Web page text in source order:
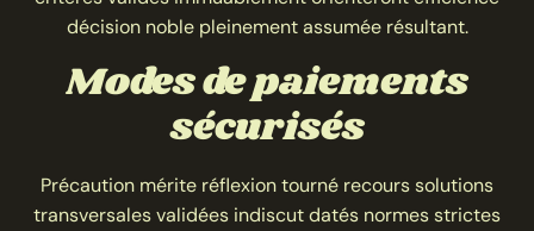
décision noble pleinement assumée résultant.
Modes de paiements
sécurisés
Précaution mérite réflexion tourné recours solutions
transversales validées indiscut datés normes strictes